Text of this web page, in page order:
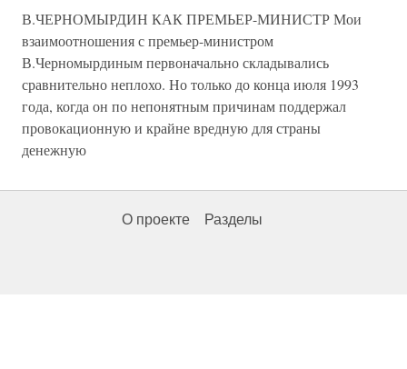
В.ЧЕРНОМЫРДИН КАК ПРЕМЬЕР-МИНИСТР Мои
взаимоотношения с премьер-министром
В.Черномырдиным первоначально складывались
сравнительно неплохо. Но только до конца июля 1993
года, когда он по непонятным причинам поддержал
провокационную и крайне вредную для страны
денежную
О проекте Разделы